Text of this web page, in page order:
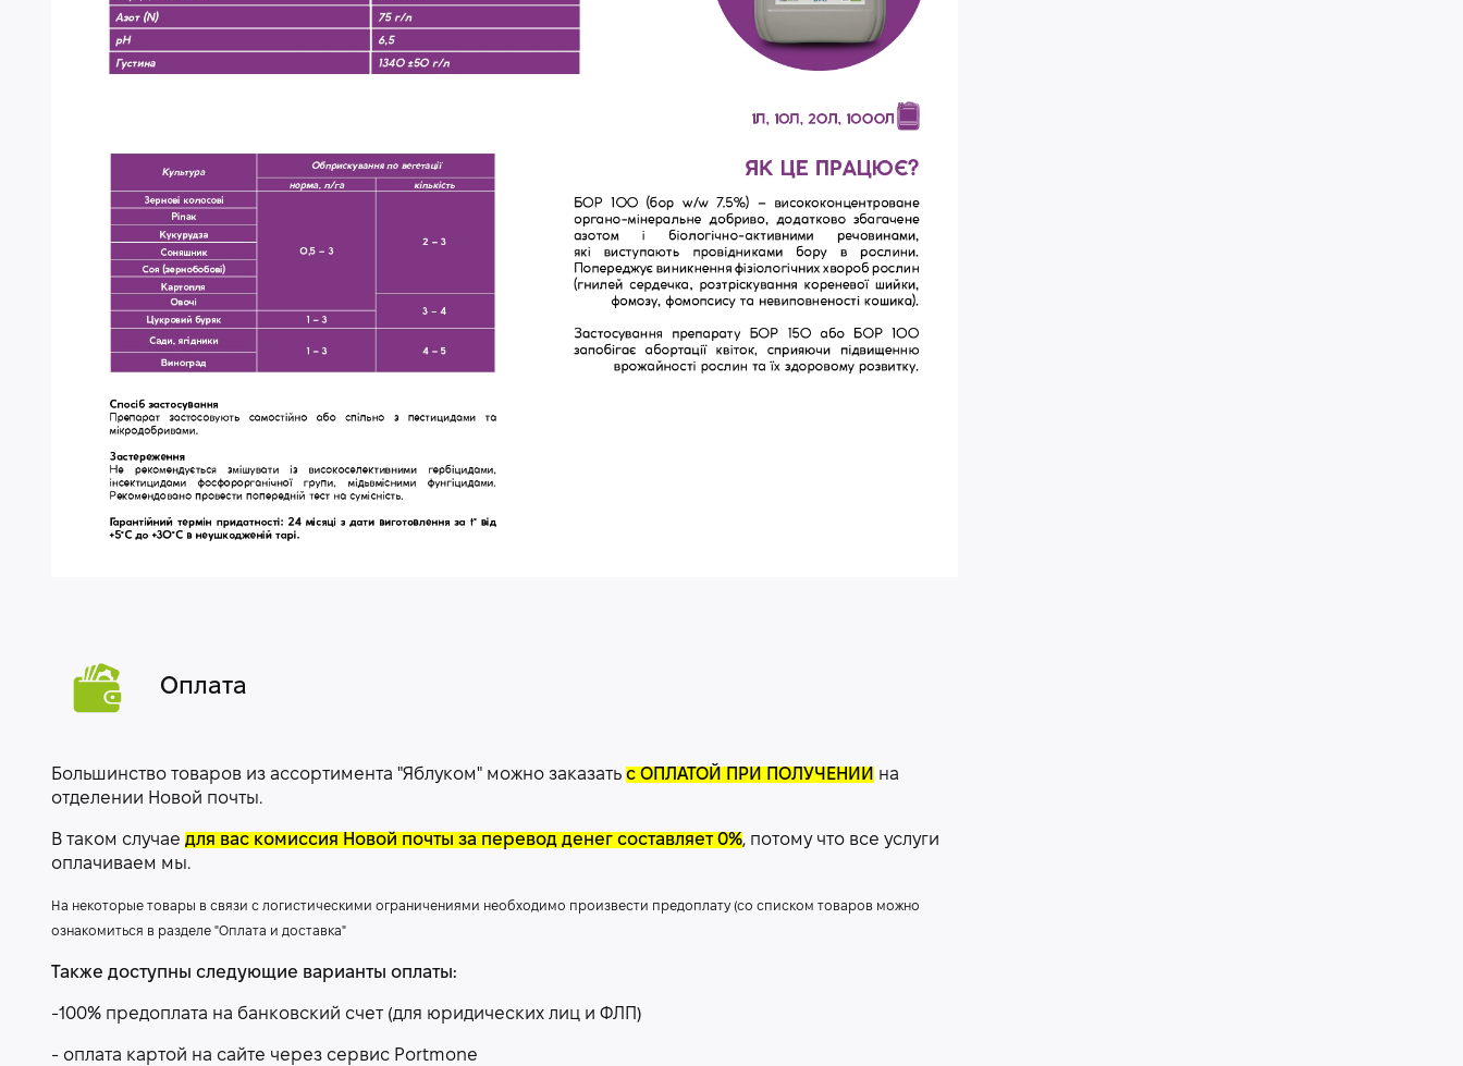
Оплата
Большинство товаров из ассортимента "Яблуком" можно заказать с ОПЛАТОЙ ПРИ ПОЛУЧЕНИИ на
отделении Новой почты.
В таком случае для вас комиссия Новой почты за перевод денег составляет 0%, потому что все услуги
оплачиваем мы.
На некоторые товары в связи с логистическими ограничениями необходимо произвести предоплату (со списком товаров можно
ознакомиться в разделе "Оплата и доставка"
Также доступны следующие варианты оплаты:
-100% предоплата на банковский счет (для юридических лиц и ФЛП)
- оплата картой на сайте через сервис Portmone